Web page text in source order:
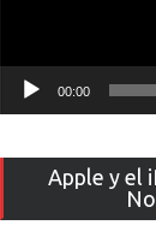
00:00
Apple y el